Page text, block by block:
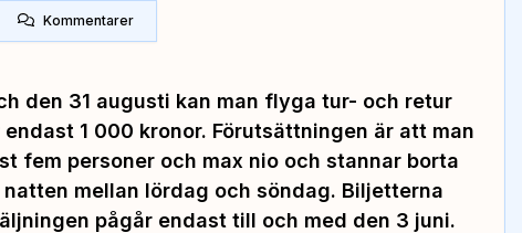
Kommentarer
den 31 augusti kan man flyga tur- och retur
endast 1 000 kronor. Förutsättningen är att man
fem personer och max nio och stannar borta
mellan lördag och söndag. Biljetterna
pågår endast till och med den 3 juni.